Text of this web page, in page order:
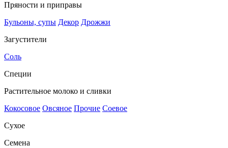
Пряности и приправы
Бульоны, супы Декор Дрожжи
Загустители
Соль
Специи
Растительное молоко и сливки
Кокосовое Овсяное Прочие Соевое
Сухое
Семена